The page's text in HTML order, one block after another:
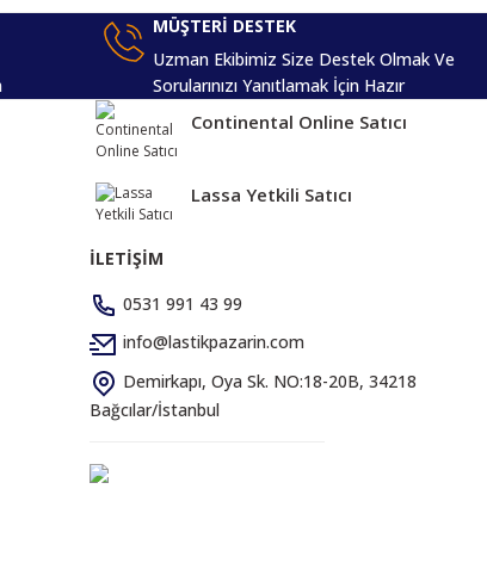
MÜŞTERİ DESTEK
Uzman Ekibimiz Size Destek Olmak Ve
Sorularınızı Yanıtlamak İçin Hazır
Continental Online Satıcı
Lassa Yetkili Satıcı
İLETİŞİM
0531 991 43 99
info@lastikpazarin.com
Demirkapı, Oya Sk. NO:18-20B, 34218
Bağcılar/İstanbul